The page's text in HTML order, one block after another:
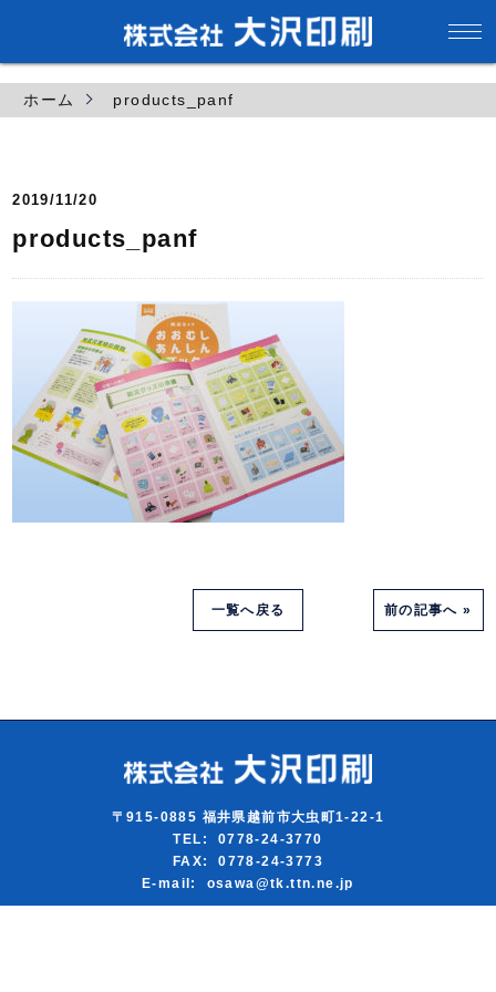
ホーム products_panf
2019/11/20
products_panf
一覧へ戻る 前の記事へ »
〒915-0885 福井県越前市大虫町1-22-1
TEL: 0778-24-3770
FAX: 0778-24-3773
E-mail: osawa@tk.ttn.ne.jp